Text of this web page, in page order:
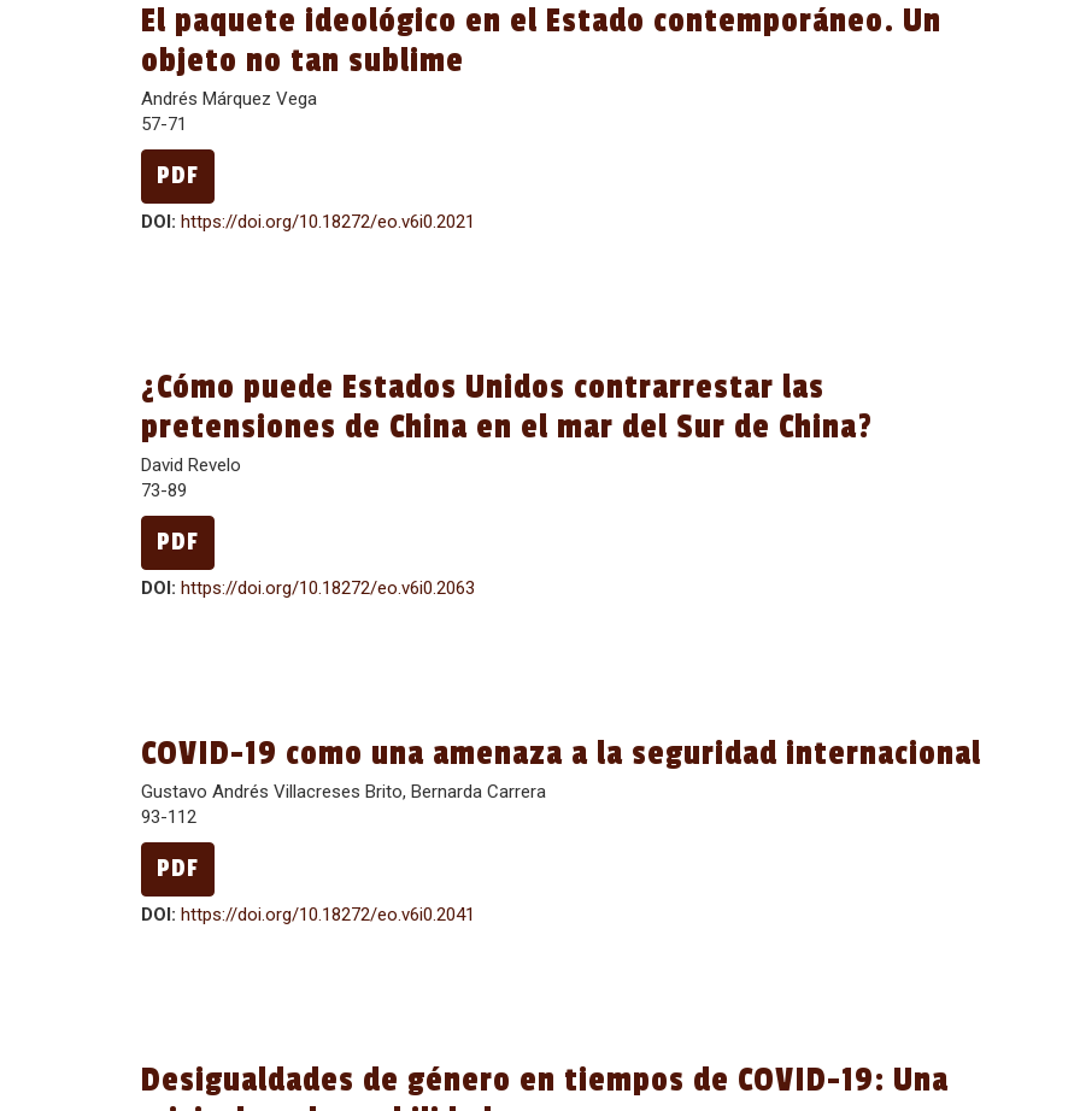
El paquete ideológico en el Estado contemporáneo. Un
objeto no tan sublime
Andrés Márquez Vega
57-71
PDF
DOI: https://doi.org/10.18272/eo.v6i0.2021
¿Cómo puede Estados Unidos contrarrestar las
pretensiones de China en el mar del Sur de China?
David Revelo
73-89
PDF
DOI: https://doi.org/10.18272/eo.v6i0.2063
COVID-19 como una amenaza a la seguridad internacional
Gustavo Andrés Villacreses Brito, Bernarda Carrera
93-112
PDF
DOI: https://doi.org/10.18272/eo.v6i0.2041
Desigualdades de género en tiempos de COVID-19: Una